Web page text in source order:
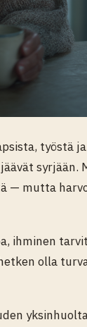
työstä
syrjään.
— mutta
ihminen
olla